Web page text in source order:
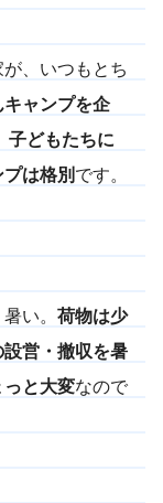
ャンプを企
子どもたちに
は格別 です。
い。 荷物は少
営・撤収を暑
っと大変なので